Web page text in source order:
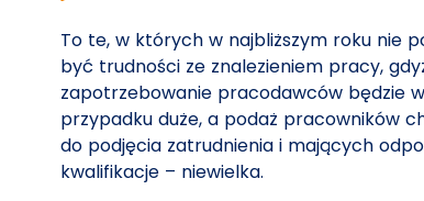
To te, w których w najbliższym roku nie
być trudności ze znalezieniem pracy,
zapotrzebowanie pracodawców będzie
przypadku duże, a podaż pracowników
do podjęcia zatrudnienia i mających
kwalifikacje – niewielka.